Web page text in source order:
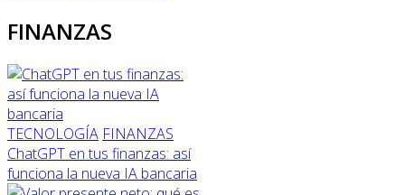
FINANZAS
TECNOLOGÍA FINANZAS
ChatGPT en tus finanzas: así
funciona la nueva IA bancaria